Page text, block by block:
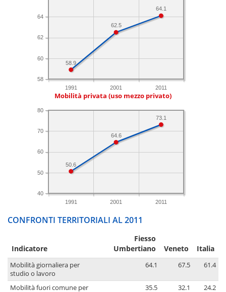
1991 2001 2011
58
60
62
64
64.1
62.5
58.9
Mobilità privata (uso mezzo privato)
1991 2001 2011
40
50
60
70
80
73.1
64.6
50.6
CONFRONTI TERRITORIALI AL 2011
Indicatore
Fiesso
Umbertiano
Veneto Italia
Mobilità giornaliera per
studio o lavoro
64.1 67.5 61.4
Mobilità fuori comune per
35.5 32.1 24.2